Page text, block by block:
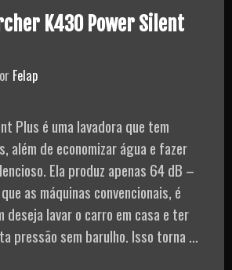
K430 Power Silent
Felap
Plus é uma lavadora que tem
além de economizar água e fazer
Ela produz apenas 64 dB –
as máquinas convencionais, é
lavar o carro em casa e ter
pressão sem barulho. Isso torna …